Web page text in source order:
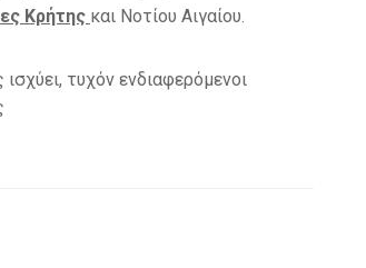
Κρήτης και Νοτίου Αιγαίου.
τυχόν ενδιαφερόμενοι